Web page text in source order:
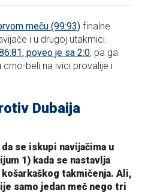
meču (99:93) finalne
i u drugoj utakmici.
poveo je sa 2:0, pa ga
beli na ivici provalije i
Dubaija
se iskupi navijačima u
1) kada se nastavlja
takmičenja. Ali,
samo jedan meč nego tri